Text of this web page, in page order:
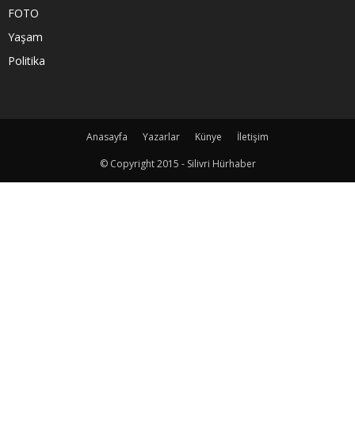
FOTO
Yaşam
Politika
Anasayfa Yazarlar Künye
İletişim
© Copyright 2015 - Silivri Hürhaber